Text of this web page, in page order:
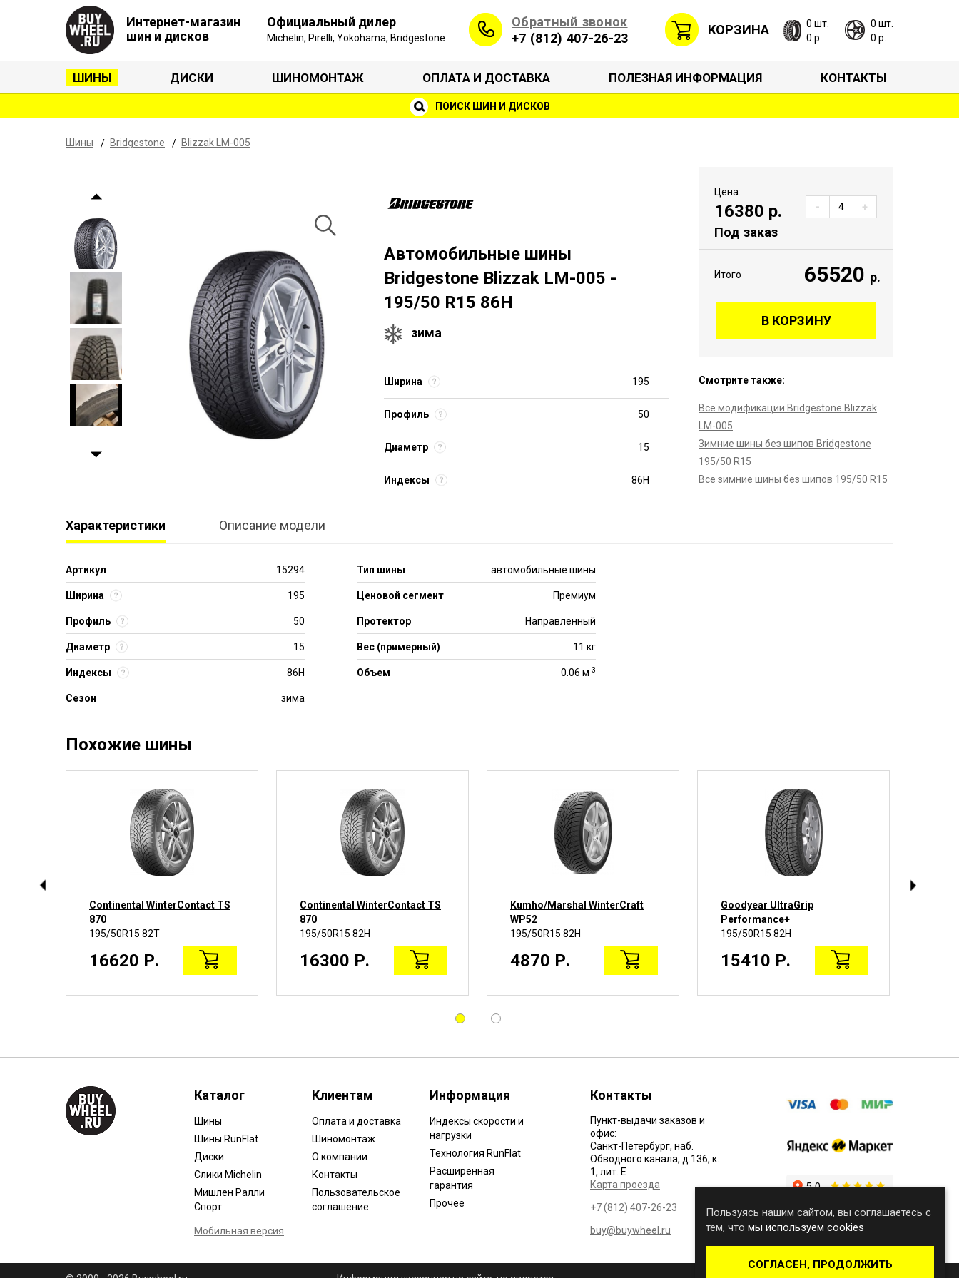
Интернет-магазин
шин и дисков
Официальный дилер
Michelin, Pirelli, Yokohama, Bridgestone
Обратный звонок
+7 (812) 407-26-23
КОРЗИНА
0 шт.
0 р.
0 шт.
0 р.
ШИНЫ ДИСКИ ШИНОМОНТАЖ ОПЛАТА И ДОСТАВКА ПОЛЕЗНАЯ ИНФОРМАЦИЯ КОНТАКТЫ
ПОИСК ШИН И ДИСКОВ
Шины Bridgestone Blizzak LM-005
Автомобильные шины
Bridgestone Blizzak LM-005 -
195/50 R15 86H
зима
Ширина 195
Профиль 50
Диаметр 15
Индексы 86H
Цена:
16380 р.
Под заказ
- +
Итого 65520 р.
В КОРЗИНУ
Смотрите также:
Все модификации Bridgestone Blizzak
LM-005
Зимние шины без шипов Bridgestone
195/50 R15
Все зимние шины без шипов 195/50 R15
Характеристики Описание модели
Артикул 15294
Ширина 195
Профиль 50
Диаметр 15
Индексы 86H
Сезон зима
Тип шины автомобильные шины
Ценовой сегмент Премиум
Протектор Направленный
Вес (примерный) 11 кг
Объем 0.06 м 3
Похожие шины
Continental WinterContact TS
870
195/50R15 82T
16620 Р.
Continental WinterContact TS
870
195/50R15 82H
16300 Р.
Kumho/Marshal WinterCraft
WP52
195/50R15 82H
4870 Р.
Goodyear UltraGrip
Performance+
195/50R15 82H
15410 Р.
Каталог
Шины
Шины RunFlat
Диски
Слики Michelin
Мишлен Ралли
Спорт
Мобильная версия
Клиентам
Оплата и доставка
Шиномонтаж
О компании
Контакты
Пользовательское
соглашение
Информация
Индексы скорости и
нагрузки
Технология RunFlat
Расширенная
гарантия
Прочее
Контакты
Пункт-выдачи заказов и
офис:
Санкт-Петербург, наб.
Обводного канала, д.136, к.
1, лит. Е
Карта проезда
+7 (812) 407-26-23
buy@buywheel.ru
Пользуясь нашим сайтом, вы соглашаетесь с
тем, что мы используем cookies
СОГЛАСЕН, ПРОДОЛЖИТЬ